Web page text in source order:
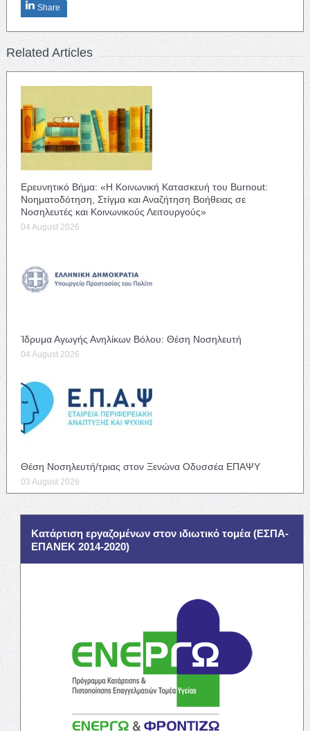
Share
Related Articles
Ερευνητικό Βήμα: «Η Κοινωνική Κατασκευή του Burnout:
Νοηματοδότηση, Στίγμα και Αναζήτηση Βοήθειας σε
Νοσηλευτές και Κοινωνικούς Λειτουργούς»
04 August 2026
Ίδρυμα Αγωγής Ανηλίκων Βόλου: Θέση Νοσηλευτή
04 August 2026
Θέση Νοσηλευτή/τριας στον Ξενώνα Οδυσσέα ΕΠΑΨΥ
03 August 2026
Κατάρτιση εργαζομένων στον ιδιωτικό τομέα (ΕΣΠΑ-
ΕΠΑΝΕΚ 2014-2020)